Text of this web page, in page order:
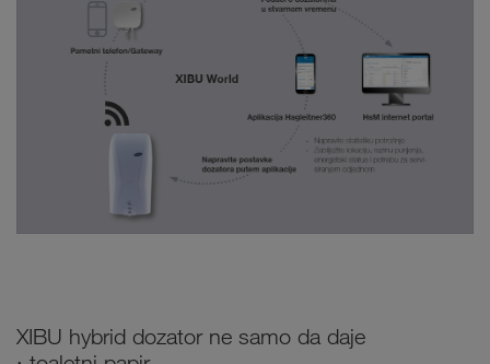
XIBU hybrid dozator ne samo da daje